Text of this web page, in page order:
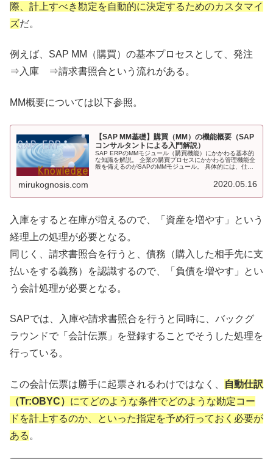
際、計上すべき勘定を自動的に決定するためのカスタマイ
ズだ。
例えば、SAP MM（購買）の基本プロセスとして、発注
⇒入庫 ⇒請求書照合という流れがある。
MM概要については以下参照。
【SAP MM基礎】購買（MM）の機能概要（SAP
コンサルタントによる入門解説）
SAP ERPのMMモジュール（購買機能）にかかわる基本的
な知識を解説。 企業の購買プロセスにかかわる管理機能全
般を備えるのがSAPのMMモジュール。 具体的には、仕入
債務を計上するといった処理がSAP MMではカバーされて
mirukognosis.com 2020.05.16
入庫をすると在庫が増えるので、「資産を増やす」という
経理上の処理が必要となる。
同じく、請求書照合を行うと、債務（購入した相手先に支
払いをする義務）を認識するので、「負債を増やす」とい
う会計処理が必要となる。
SAPでは、入庫や請求書照合を行うと同時に、バックグ
ラウンドで「会計伝票」を登録することでそうした処理を
行っている。
この会計伝票は勝手に起票されるわけではなく、
自動仕訳
（Tr:OBYC） にてどのような条件でどのような勘定コー
ドを計上するのか、といった指定を予め行っておく必要が
ある 。